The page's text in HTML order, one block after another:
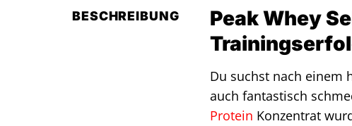
BESCHREIBUNG
Peak Whey
Du suchst nach einem
auch fantastisch
Protein Konzentrat